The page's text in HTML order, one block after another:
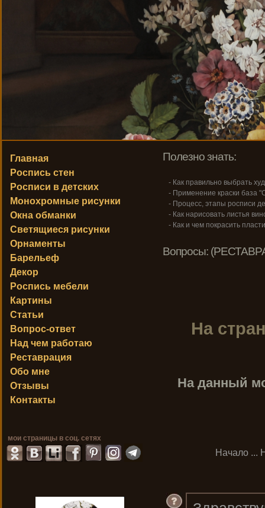
Полезно знать:
- Как правильно выбрать
- Применение краски база
- Процесс, этапы росписи
- Как нарисовать листья
- Как и чем покрасить
Вопросы:
На
На данный
Начало ...
Главная
Роспись стен
Росписи в детских
Монохромные рисунки
Окна обманки
Светящиеся рисунки
Орнаменты
Барельеф
Декор
Роспись мебели
Картины
Статьи
Вопрос-ответ
Над чем работаю
Реставрация
Обо мне
Отзывы
Контакты
мои страницы в соц. сетях